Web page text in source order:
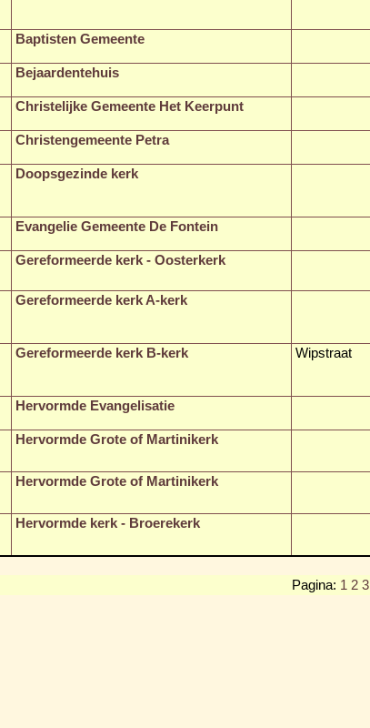
Baptisten Gemeente
Bejaardentehuis
Christelijke Gemeente Het Keerpunt
Christengemeente Petra
Doopsgezinde kerk
Evangelie Gemeente De Fontein
Gereformeerde kerk - Oosterkerk
Gereformeerde kerk A-kerk
Gereformeerde kerk B-kerk Wipstraat
Hervormde Evangelisatie
Hervormde Grote of Martinikerk
Hervormde Grote of Martinikerk
Hervormde kerk - Broerekerk
Pagina: 1 2 3